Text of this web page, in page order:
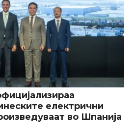
електрични
во Шпанија